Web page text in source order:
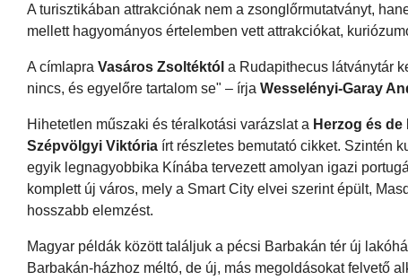
A turisztikában attrakciónak nem a zsonglőrmutatványt,
mellett hagyományos értelemben vett attrakciókat,
A címlapra Vasáros Zsoltéktól a Rudapithecus látványtár
nincs, és egyelőre tartalom se" – írja Wesselényi-Garay
Hihetetlen műszaki és téralkotási varázslat a Herzog és de
Szépvölgyi Viktória írt részletes bemutató cikket. Szintén
egyik legnagyobbika Kínába tervezett amolyan igazi
komplett új város, mely a Smart City elvei szerint épült,
hosszabb elemzést.
Magyar példák között találjuk a pécsi Barbakán tér új
Barbakán-házhoz méltó, de új, más megoldásokat felvető